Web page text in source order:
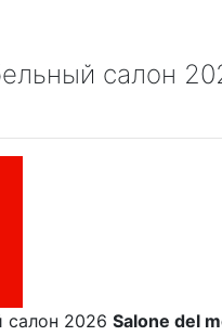
салон
салон 2026 Salone del